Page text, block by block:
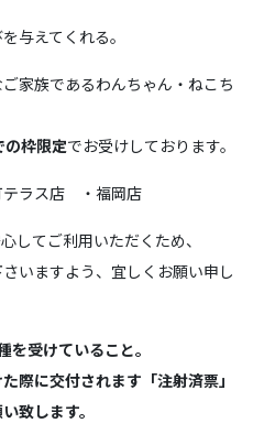
与えてくれる。
家族であるわんちゃん・ねこち
枠限定でお受けしております。
ラス店 ・福岡店
してご利用いただくため、
いますよう、宜しくお願い申し
受けていること。
際に交付されます「注射済票」
致します。